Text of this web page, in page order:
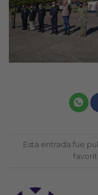
Esta entrada fue